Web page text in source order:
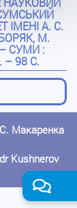
ІМЕНІ А. С.
М.
СУМИ :
98 С.
Макаренка
Kushnerov